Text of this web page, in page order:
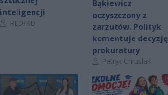
inteligencji
Autor artykułu:
RED/KD
Bąkiewicz
oczyszczony z
zarzutów. Polityk
komentuje decyzję
prokuratury
Autor artykułu:
Patryk Chruślak